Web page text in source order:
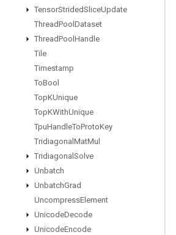
TensorStridedSliceUpdate
ThreadPool Dataset
ThreadPool Handle
Tile
Timestamp
ToBool
TopKUnique
TopKWithUnique
TpuHandleToProtoKey
Tridiagonal MatMul
Tridiagonal Solve
Unbatch
UnbatchGrad
UncompressElement
UnicodeDecode
UnicodeEncode